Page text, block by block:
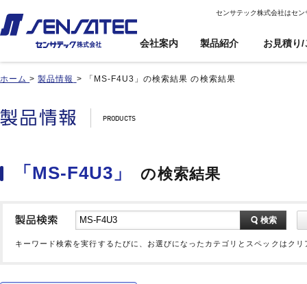
センサテック株式会社はセ
会社案内 製品紹介 お見積り/
品番インデックス
用途事例
近接センサ
差動容量型近接センサ
無人搬送車(AGV)用セン
サ
歯車(ギア)センサ
赤外線温度センサ
文
利用規約
近接センサ
差動容量型近接センサ
無人搬送車(AGV)用セン
サ
歯車(ギア)センサ
赤外線温度センサ
ップ
ホーム >製品情報 > 「MS-F4U3」の検索結果 の検索結果
「MS-F4U3」 の検索結果
検索
キーワード検索を実行するたびに、お選びになったカテゴリとスペックはクリ